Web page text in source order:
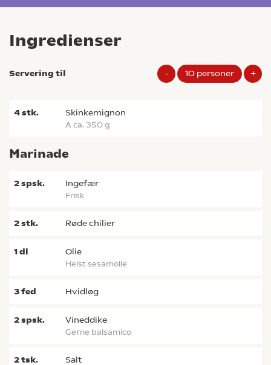
Ingredienser
Servering til - 10 personer +
4stk. skinkemignon
a ca. 350 g
Marinade
2spsk. ingefær
frisk
2stk. røde chilier
1dl olie
helst sesamolie
3fed hvidløg
2spsk. vineddike
gerne balsamico
2tsk. salt